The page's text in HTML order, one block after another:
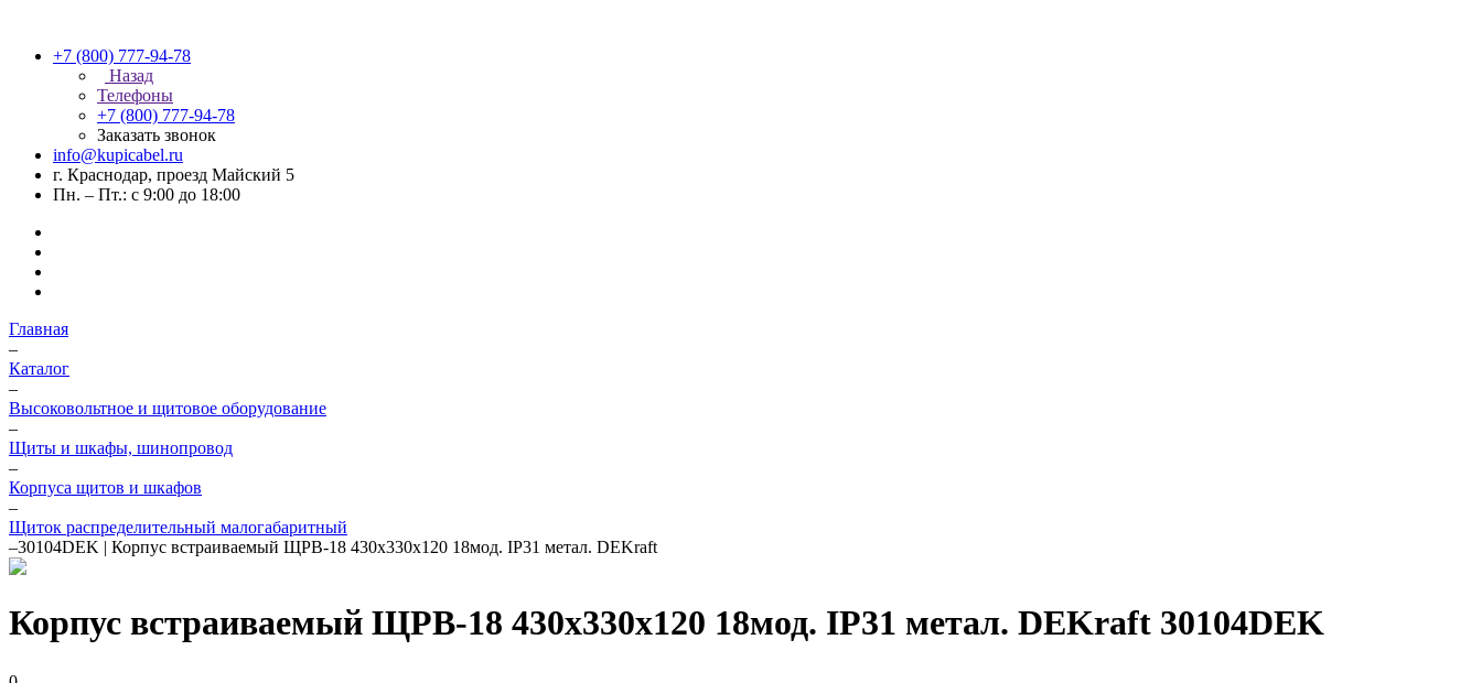
+7 (800) 777-94-78
Назад
Телефоны
+7 (800) 777-94-78
Заказать звонок
info@kupicabel.ru
г. Краснодар, проезд Майский 5
Пн. – Пт.: с 9:00 до 18:00
Главная
–
Каталог
–
Высоковольтное и щитовое оборудование
–
Щиты и шкафы, шинопровод
–
Корпуса щитов и шкафов
–
Щиток распределительный малогабаритный
–30104DEK | Корпус встраиваемый ЩРВ-18 430х330х120 18мод. IP31 метал. DEKraft
Корпус встраиваемый ЩРВ-18 430х330х120 18мод. IP31 метал. DEKraft 30104DEK